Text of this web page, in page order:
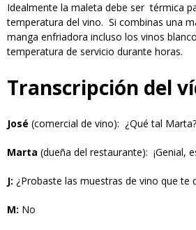
Idealmente la maleta debe ser térmica
temperatura del vino. Si combinas una
manga enfriadora incluso los vinos
temperatura de servicio durante horas.
Transcripción del
José (comercial de vino): ¿Qué tal Marta?
Marta (dueña del restaurante): ¡Genial,
J: ¿Probaste las muestras de vino que te
M: No